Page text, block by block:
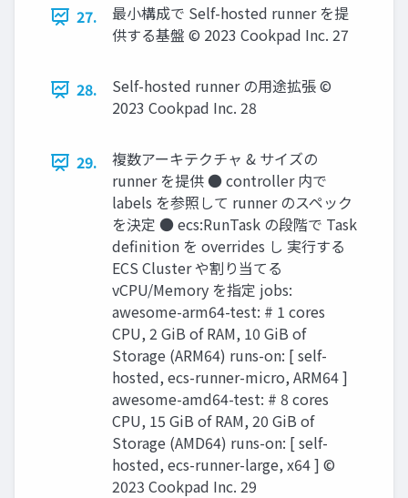
27.
最小構成で Self-hosted runner を提
供する基盤 © 2023 Cookpad Inc. 27
28.
Self-hosted runner の用途拡張 ©
2023 Cookpad Inc. 28
29.
複数アーキテクチャ & サイズの
runner を提供 ● controller 内で
labels を参照して runner のスペック
を決定 ● ecs:RunTask の段階で Task
deﬁnition を overrides し 実行する
ECS Cluster や割り当てる
vCPU/Memory を指定 jobs:
awesome-arm64-test: # 1 cores
CPU, 2 GiB of RAM, 10 GiB of
Storage (ARM64) runs-on: [ self-
hosted, ecs-runner-micro, ARM64 ]
awesome-amd64-test: # 8 cores
CPU, 15 GiB of RAM, 20 GiB of
Storage (AMD64) runs-on: [ self-
hosted, ecs-runner-large, x64 ] ©
2023 Cookpad Inc. 29